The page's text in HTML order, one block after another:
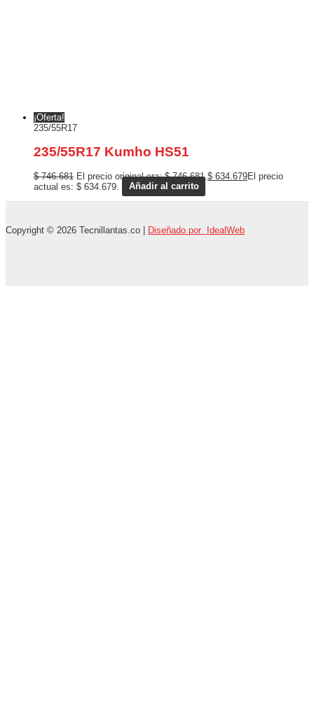
¡Oferta!
235/55R17
235/55R17 Kumho HS51
$746.681 El precio original era: $ 746.681. $ 634.679El precio
actual es: $ 634.679.
Añadir al carrito
Copyright © 2026 Tecnillantas.co | Diseñado por IdealWeb